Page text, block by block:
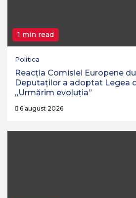
1 min read
Politica
Reacția Comisiei Europene
Deputaților a adoptat Legea
„Urmărim evoluția”
6 august 2026